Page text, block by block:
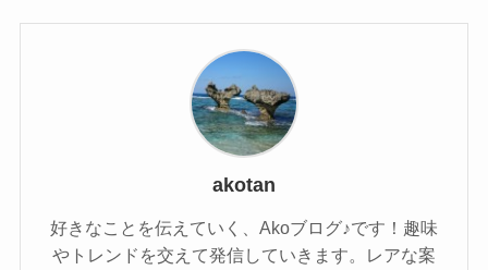
akotan
好きなことを伝えていく、Akoブログ♪です！趣味
やトレンドを交えて発信していきます。レアな案